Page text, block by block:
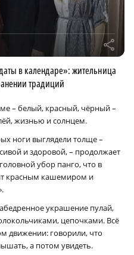
r
в календаре»: жительница
традиций
– белый, красный, чёрный –
жизнью и солнцем.
ноги выглядели толще –
и здоровой, – продолжает
убор панго, что в
красным кашемиром и
украшение пулай,
цепочками. Всё
движении: говорили, что
а потом увидеть.